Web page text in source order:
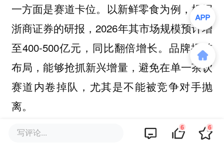
一方面是赛道卡位。 以新鲜零食为例，根据
浙商证券的研报，2026年其市场规模预计增
至400-500亿元，同比翻倍增长。品牌提前
布局，能够抢抓新兴增量，避免在单一茶饮
赛道内卷掉队，尤其是不能被竞争对手抛
离。
另一方面是服务于品牌升级。出海是本土茶
写评论... 6 6